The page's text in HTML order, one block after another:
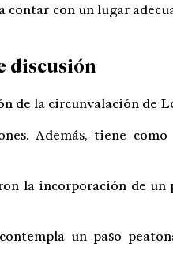
contar con un lugar
discusión
de la circunvalación de
Además, tiene
la incorporación de un
un paso